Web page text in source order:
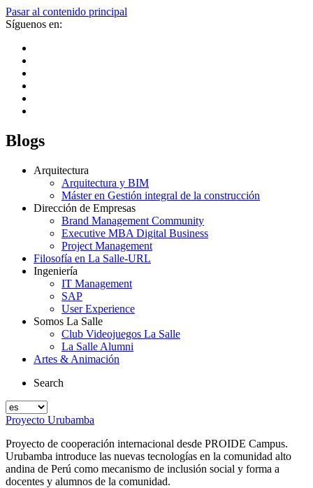
Pasar al contenido principal
Síguenos en:
Blogs
Arquitectura
Arquitectura y BIM
Máster en Gestión integral de la construcción
Dirección de Empresas
Brand Management Community
Executive MBA Digital Business
Project Management
Filosofía en La Salle-URL
Ingeniería
IT Management
SAP
User Experience
Somos La Salle
Club Videojuegos La Salle
La Salle Alumni
Artes & Animación
Search
Proyecto Urubamba
Proyecto de cooperación internacional desde PROIDE Campus.
Urubamba introduce las nuevas tecnologías en la comunidad alto
andina de Perú como mecanismo de inclusión social y forma a
docentes y alumnos de la comunidad.